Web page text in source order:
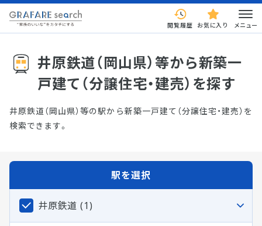
閲覧履歴 お気に入り メニュー
井原鉄道（岡山県）等から新築一
戸建て（分譲住宅・建売）を探す
井原鉄道（岡山県）等の駅から新築一戸建て（分譲住宅・建売）を
検索できます。
駅を選択
井原鉄道 (1)